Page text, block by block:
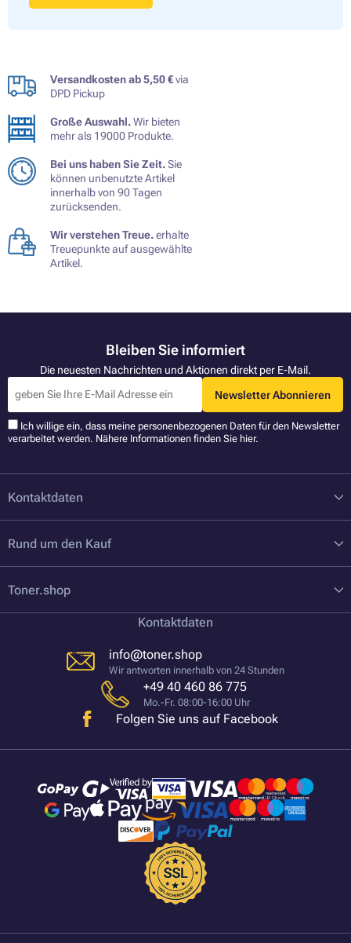
Versandkosten ab 5,50 €via
DPD Pickup
Große Auswahl.Wir bieten
mehr als 19000 Produkte.
Bei uns haben Sie Zeit.Sie
können unbenutzte Artikel
innerhalb von 90 Tagen
zurücksenden.
Wir verstehen Treue.erhalte
Treuepunkte auf ausgewählte
Artikel.
Bleiben Sie informiert
Die neuesten Nachrichten und Aktionen direkt per E-Mail.
Newsletter Abonnieren
Ich willige ein, dass meine personenbezogenen Daten für den Newsletter
verarbeitet werden. Nähere Informationen finden Sie hier.
Kontaktdaten
Rund um den Kauf
Toner.shop
Kontaktdaten
info@toner.shop
Wir antworten innerhalb von 24 Stunden
+49 40 460 86 775
Mo.-Fr. 08:00-16:00 Uhr
Folgen Sie uns auf Facebook